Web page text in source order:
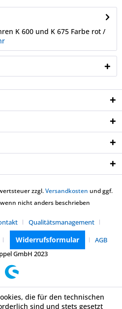
K 600 und K 675 Farbe rot /
zzgl.Versandkosten und ggf.
nicht anders beschrieben
Qualitätsmanagement
Widerrufsformular
AGB
GmbH 2023
die für den technischen
sind und stets gesetzt